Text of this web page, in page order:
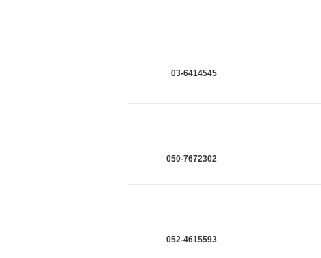
03-6414545
050-7672302
052-4615593